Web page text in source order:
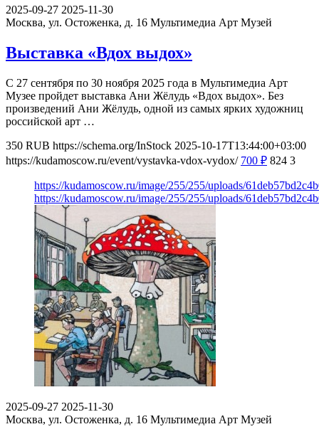
2025-09-27 2025-11-30
Москва, ул. Остоженка, д. 16 Мультимедиа Арт Музей
Выставка «Вдох выдох»
С 27 сентября по 30 ноября 2025 года в Мультимедиа Арт
Музее пройдет выставка Ани Жёлудь «Вдох выдох». Без
произведений Ани Жёлудь, одной из самых ярких художниц
российской арт …
350 RUB https://schema.org/InStock 2025-10-17T13:44:00+03:00
https://kudamoscow.ru/event/vystavka-vdox-vydox/ 700 ₽ 824 3
https://kudamoscow.ru/image/255/255/uploads/
https://kudamoscow.ru/image/255/255/uploads/
2025-09-27 2025-11-30
Москва, ул. Остоженка, д. 16 Мультимедиа Арт Музей